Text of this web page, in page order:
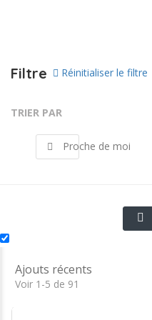
Filtre Réinitialiser le filtre
TRIER PAR
Proche de moi
Ajouts récents
Voir 1-5 de 91
Nolvène